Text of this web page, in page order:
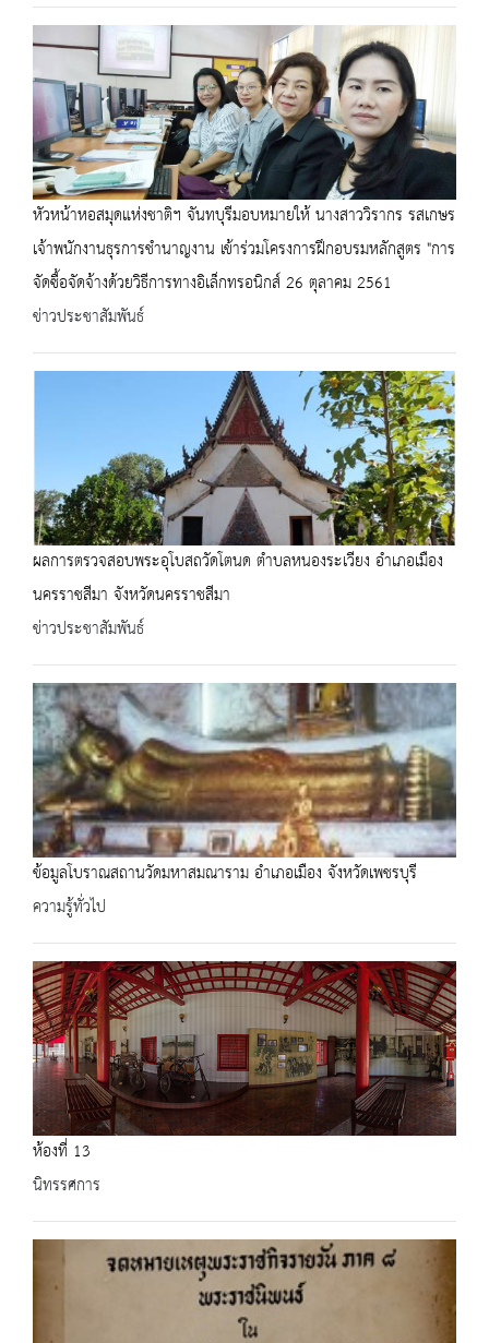
หัวหน้าหอสมุดแห่งชาติฯ จันทบุรีมอบหมายให้ นางสาววิรากร รสเกษร
เจ้าพนักงานธุรการชำนาญงาน เข้าร่วมโครงการฝึกอบรมหลักสูตร "การ
จัดซื้อจัดจ้างด้วยวิธีการทางอิเล็กทรอนิกส์ 26 ตุลาคม 2561
ข่าวประชาสัมพันธ์
ผลการตรวจสอบพระอุโบสถวัดโตนด ตำบลหนองระเวียง อำเภอเมือง
นครราชสีมา จังหวัดนครราชสีมา
ข่าวประชาสัมพันธ์
ข้อมูลโบราณสถานวัดมหาสมณาราม อำเภอเมือง จังหวัดเพชรบุรี
ความรู้ทั่วไป
ห้องที่ 13
นิทรรศการ